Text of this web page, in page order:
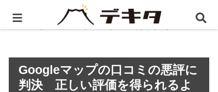
ホーム 静岡県のWEBマーケティング
Googleマップ
の口コミの悪評に判決 正しい評価を得られるような動きに期待
Googleマップの口コミの悪評に
判決 正しい評価を得られるよ